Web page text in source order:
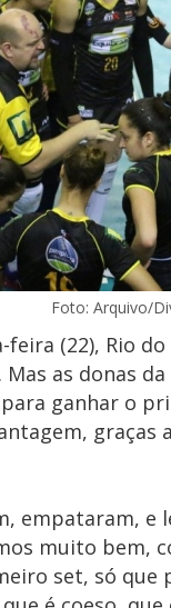
Foto: Arquivo/
feira (22), Rio
as donas
ganhar o
empataram,
muito
set, só que